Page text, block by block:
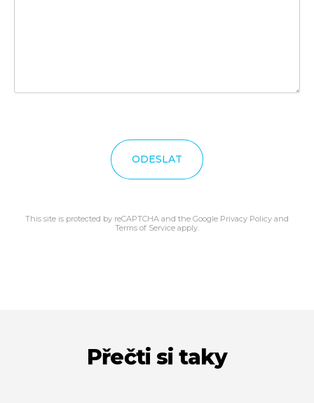
ODESLAT
This site is protected by reCAPTCHA and the Google Privacy Policy and
Terms of Service apply.
Přečti si taky